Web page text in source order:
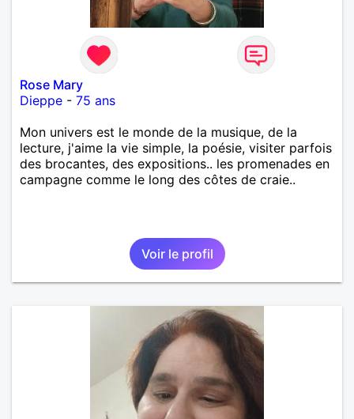
Rose Mary
Dieppe - 75 ans
Mon univers est le monde de la musique, de la
lecture, j'aime la vie simple, la poésie, visiter parfois
des brocantes, des expositions.. les promenades en
campagne comme le long des côtes de craie..
Voir le profil